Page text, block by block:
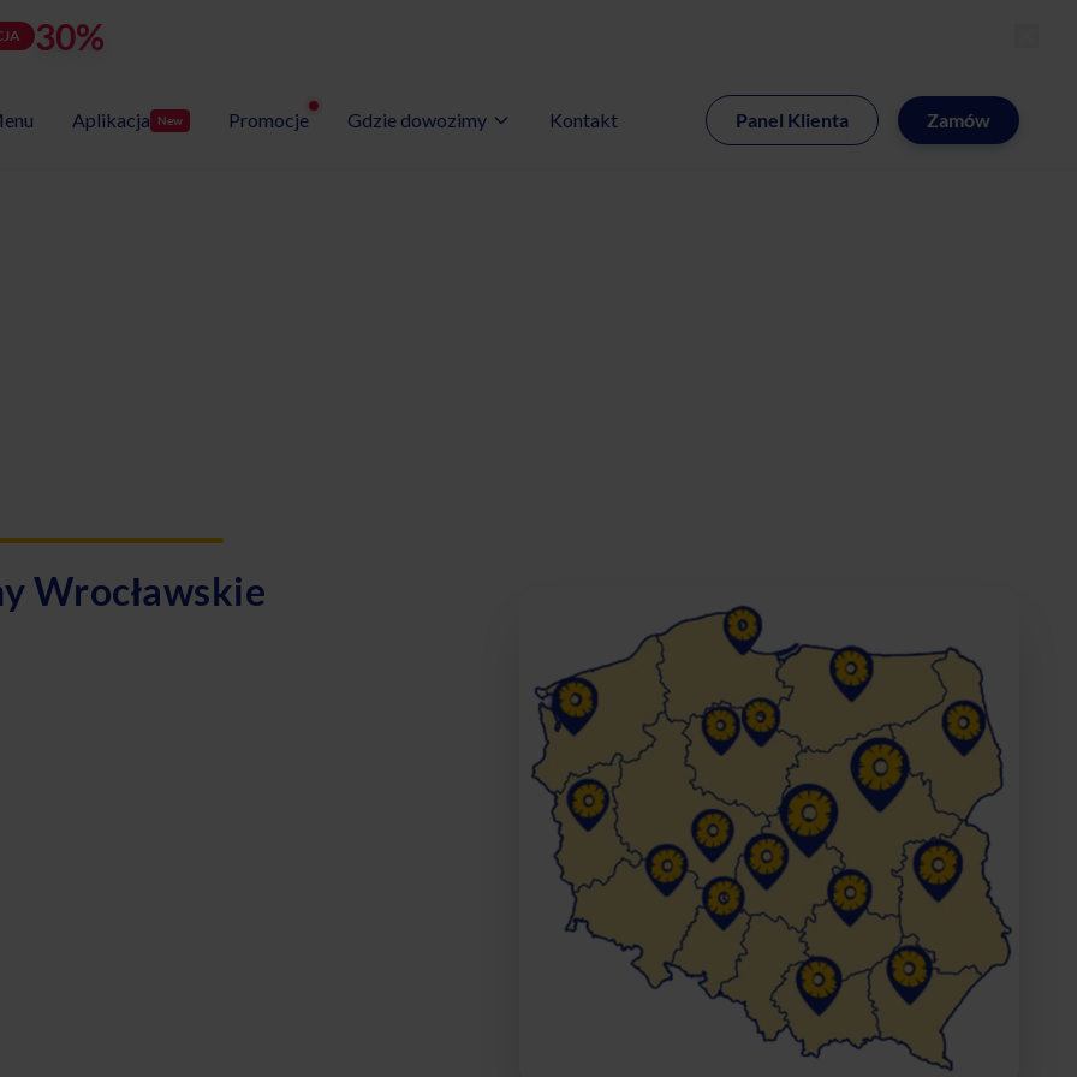
30%
Wybór Menu Gotowe programy diet
Aplikacja New Promocje Gdzie dowozimy Kontakt Panel Klienta Zamów
Wrocławskie